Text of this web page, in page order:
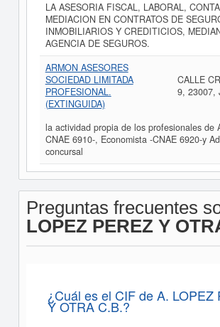
LA ASESORIA FISCAL, LABORAL,
MEDIACION EN CONTRATOS DE
INMOBILIARIOS Y CREDITICIOS,
AGENCIA DE SEGUROS.
ARMON ASESORES
SOCIEDAD LIMITADA
PROFESIONAL.
(EXTINGUIDA)
CALLE
9, 23007,
la actividad propia de los profesionales de
CNAE 6910-, Economista -CNAE 6920-y
concursal
Preguntas frecuentes
LOPEZ PEREZ Y
¿Cuál es el CIF de A. LOPEZ
Y OTRA C.B.?